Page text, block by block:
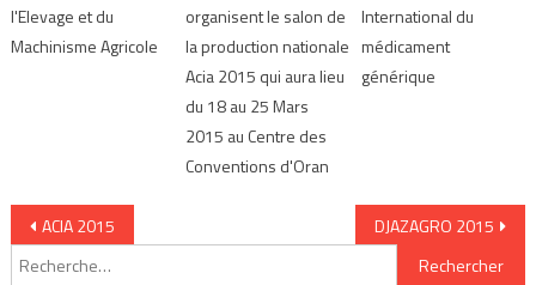
l'Elevage et du
Machinisme Agricole
organisent le salon de
la production nationale
Acia 2015 qui aura lieu
du 18 au 25 Mars
2015 au Centre des
Conventions d'Oran
International du
médicament
générique
Navigation de l’article
ACIA 2015 DJAZAGRO 2015
Rechercher :